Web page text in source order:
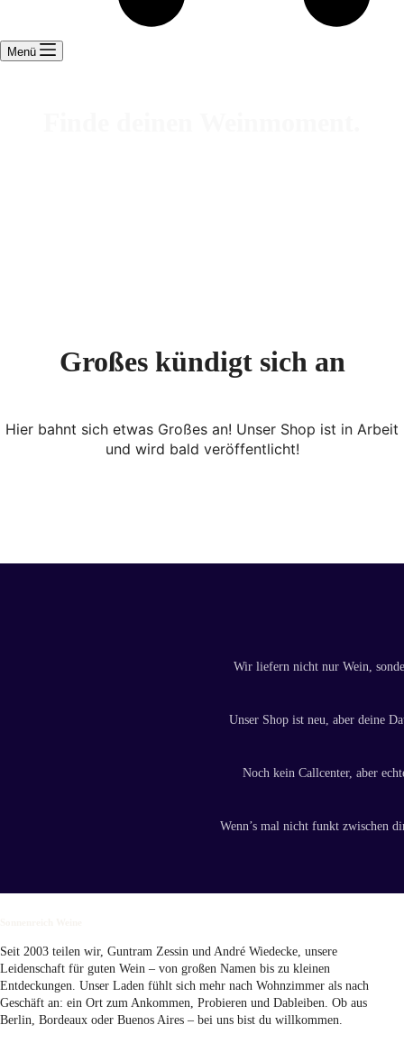
Menü
Großes kündigt sich an
Hier bahnt sich etwas Großes an! Unser Shop ist in Arbeit
und wird bald veröffentlicht!
Wir liefern nicht nur Wein,
Unser Shop ist neu, aber deine
Noch kein Callcenter, aber
Wenn’s mal nicht funkt zwischen
Seit 2003 teilen wir, Guntram Zessin und André Wiedecke, unsere
Leidenschaft für guten Wein – von großen Namen bis zu kleinen
Entdeckungen. Unser Laden fühlt sich mehr nach Wohnzimmer als nach
Geschäft an: ein Ort zum Ankommen, Probieren und Dableiben. Ob aus
Berlin, Bordeaux oder Buenos Aires – bei uns bist du willkommen.